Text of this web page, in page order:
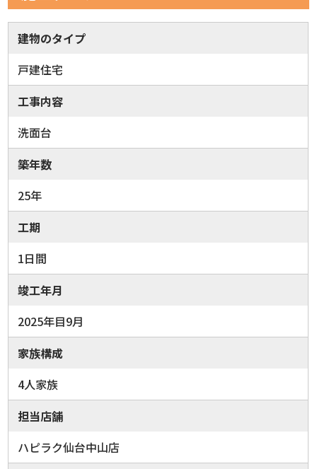
建物のタイプ
戸建住宅
工事内容
洗面台
築年数
25年
工期
1日間
竣工年月
2025年目9月
家族構成
4人家族
担当店舗
ハピラク仙台中山店